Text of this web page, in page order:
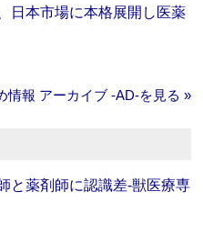
日本市場に本格展開し医薬
情報 アーカイブ ‐AD‐を見る »
と薬剤師に認識差‐獣医療専